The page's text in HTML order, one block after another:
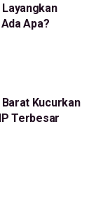
Layangkan
Apa?
Kucurkan
Terbesar